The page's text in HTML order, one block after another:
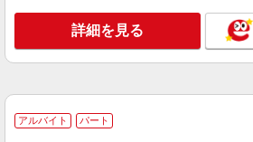
給1480円〜 ★土曜＋
ルバイトさんの時給や募
埼玉県川越市大字今
アルバイト パート
ヤオコー 川越今福店
詳細を見る
アルバイト パート